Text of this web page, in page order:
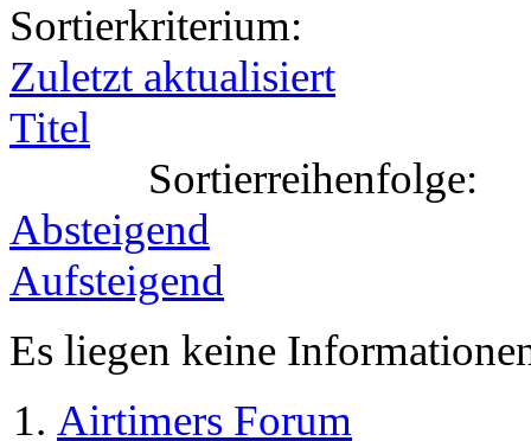
Sortierkriterium:
Zuletzt aktualisiert
Titel
Sortierreihenfolge:
Absteigend
Aufsteigend
Es liegen keine
Airtimers Forum